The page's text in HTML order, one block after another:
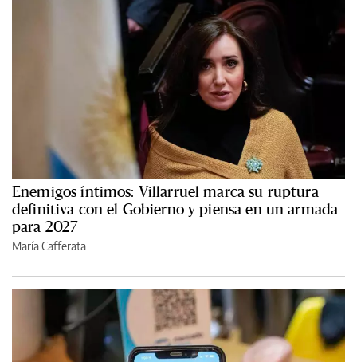
Enemigos íntimos: Villarruel marca su ruptura
definitiva con el Gobierno y piensa en un armada
para 2027
María Cafferata